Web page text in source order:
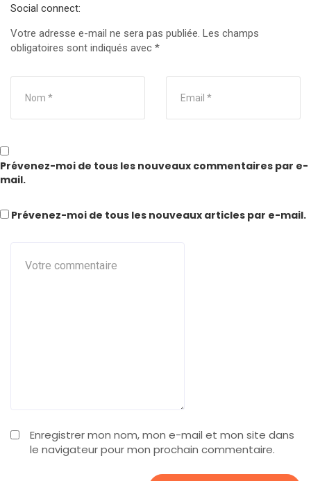
Social connect:
Votre adresse e-mail ne sera pas publiée. Les champs
obligatoires sont indiqués avec *
Enregistrer mon nom, mon e-mail et mon site dans
le navigateur pour mon prochain commentaire.
Prévenez-moi de tous les nouveaux commentaires par e-
mail.
Prévenez-moi de tous les nouveaux articles par e-mail.